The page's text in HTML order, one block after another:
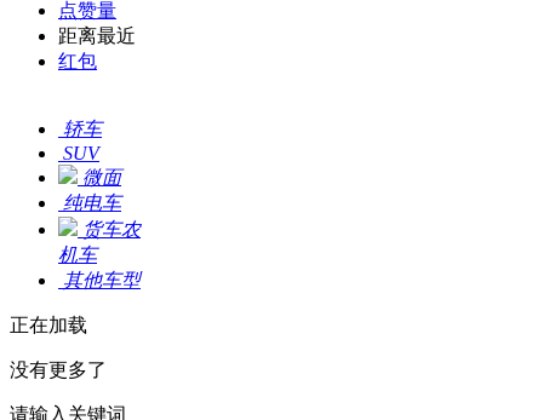
点赞量
距离最近
红包
轿车
SUV
微面
纯电车
货车农
机车
其他车
型
没有更多了